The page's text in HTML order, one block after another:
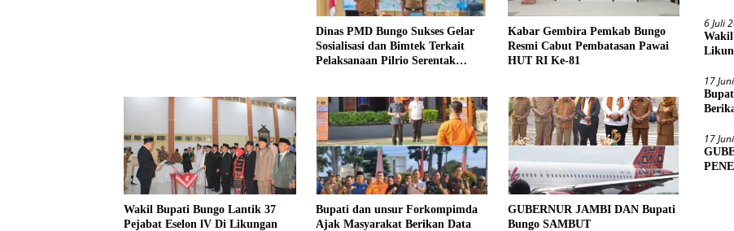
Dinas PMD Bungo Sukses Gelar
Sosialisasi dan Bimtek Terkait
Pelaksanaan Pilrio Serentak
Kabar Gembira Pemkab Bungo
Resmi Cabut Pembatasan Pawai
HUT RI Ke-81
Wakil Bupati Bungo Lantik 37
Pejabat Eselon lV Di Likungan
Bupati dan unsur Forkompimda
Ajak Masyarakat Berikan Data
GUBERNUR JAMBI DAN Bupati
Bungo SAMBUT
6 Juli
17
17